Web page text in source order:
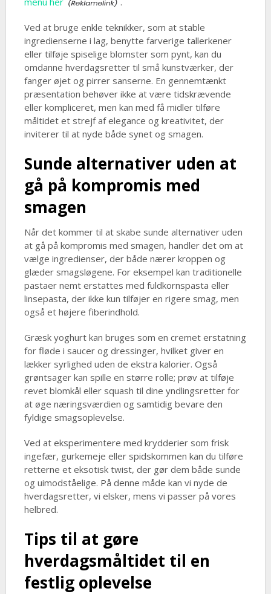
Ved at bruge enkle teknikker, som at stable
ingredienserne i lag, benytte farverige tallerkener
eller tilføje spiselige blomster som pynt, kan du
omdanne hverdagsretter til små kunstværker, der
fanger øjet og pirrer sanserne. En gennemtænkt
præsentation behøver ikke at være tidskrævende
eller kompliceret, men kan med få midler tilføre
måltidet et strejf af elegance og kreativitet, der
inviterer til at nyde både synet og smagen.
Sunde alternativer uden at
gå på kompromis med
smagen
Når det kommer til at skabe sunde alternativer uden
at gå på kompromis med smagen, handler det om at
vælge ingredienser, der både nærer kroppen og
glæder smagsløgene. For eksempel kan traditionelle
pastaer nemt erstattes med fuldkornspasta eller
linsepasta, der ikke kun tilføjer en rigere smag, men
også et højere fiberindhold.
Græsk yoghurt kan bruges som en cremet erstatning
for fløde i saucer og dressinger, hvilket giver en
lækker syrlighed uden de ekstra kalorier. Også
grøntsager kan spille en større rolle; prøv at tilføje
revet blomkål eller squash til dine yndlingsretter for
at øge næringsværdien og samtidig bevare den
fyldige smagsoplevelse.
Ved at eksperimentere med krydderier som frisk
ingefær, gurkemeje eller spidskommen kan du tilføre
retterne et eksotisk twist, der gør dem både sunde
og uimodståelige. På denne måde kan vi nyde de
hverdagsretter, vi elsker, mens vi passer på vores
helbred.
Tips til at gøre
hverdagsmåltidet til en
festlig oplevelse